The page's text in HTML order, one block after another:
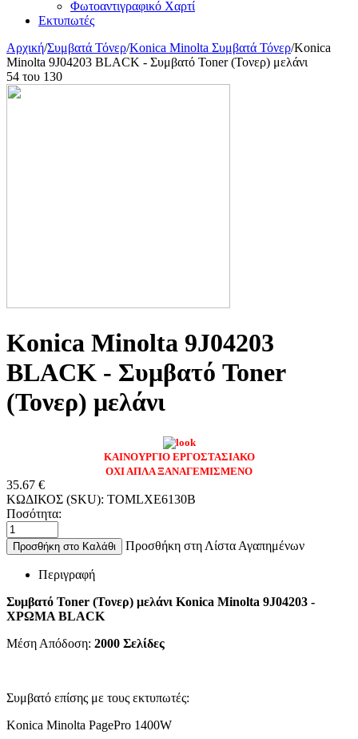
Φωτοαντιγραφικό Χαρτί
Εκτυπωτές
Αρχική/Συμβατά Τόνερ/Konica Minolta Συμβατά Τόνερ/Konica
Minolta 9J04203 BLACK - Συμβατό Toner (Τονερ) μελάνι
54 του 130
Konica Minolta 9J04203
BLACK - Συμβατό Toner
(Τονερ) μελάνι
ΚΑΙΝΟΥΡΓΙΟ ΕΡΓΟΣΤΑΣΙΑΚΟ
ΟΧΙ ΑΠΛΑ ΞΑΝΑΓΕΜΙΣΜΕΝΟ
35.67 €
ΚΩΔΙΚΟΣ (SKU): TOMLXE6130B
Ποσότητα:
Προσθήκη στο Καλάθι Προσθήκη στη Λίστα Αγαπημένων
Περιγραφή
Συμβατό Toner (Τονερ) μελάνι Konica Minolta 9J04203 -
ΧΡΩΜΑ BLACK
Μέση Απόδοση: 2000 Σελίδες
Συμβατό επίσης με τους εκτυπωτές:
Konica Minolta PagePro 1400W